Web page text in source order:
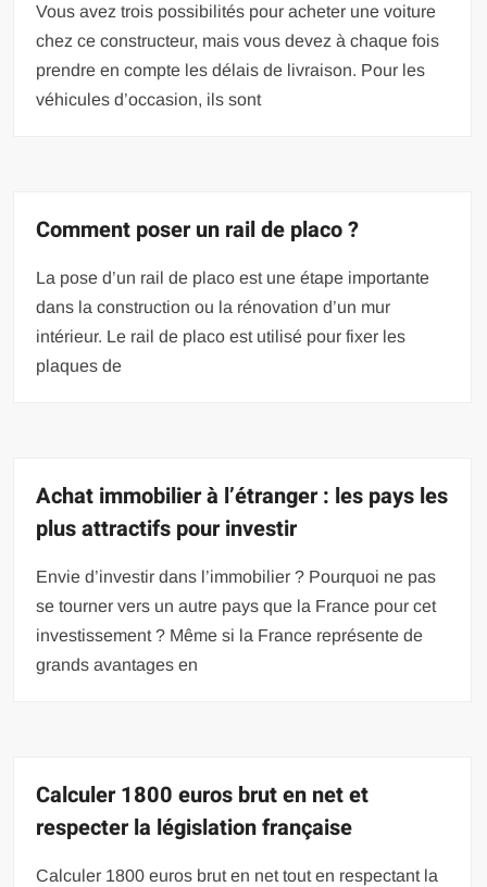
Vous avez trois possibilités pour acheter une voiture
chez ce constructeur, mais vous devez à chaque fois
prendre en compte les délais de livraison. Pour les
véhicules d’occasion, ils sont
Comment poser un rail de placo ?
La pose d’un rail de placo est une étape importante
dans la construction ou la rénovation d’un mur
intérieur. Le rail de placo est utilisé pour fixer les
plaques de
Achat immobilier à l’étranger : les pays les
plus attractifs pour investir
Envie d’investir dans l’immobilier ? Pourquoi ne pas
se tourner vers un autre pays que la France pour cet
investissement ? Même si la France représente de
grands avantages en
Calculer 1800 euros brut en net et
respecter la législation française
Calculer 1800 euros brut en net tout en respectant la